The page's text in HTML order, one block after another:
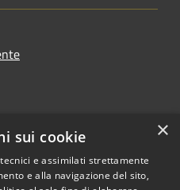
×
sui cookie
e assimilati strettamente
e alla navigazione del sito,